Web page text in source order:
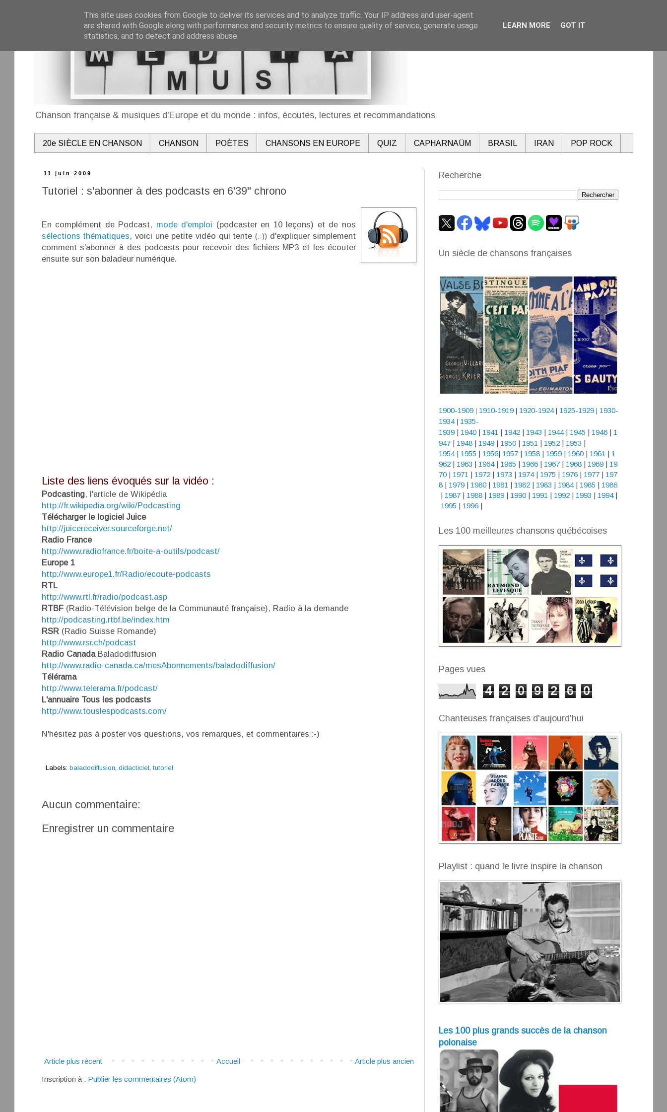
Chanson française & musiques d'Europe et du monde : infos, écoutes, lectures et recommandations
20e SIÈCLE EN CHANSON CHANSON POÈTES CHANSONS EN EUROPE QUIZ CAPHARNAÜM BRASIL IRAN POP ROCK
11 juin 2009
Tutoriel : s'abonner à des podcasts en 6'39" chrono
En complément de Podcast, mode d'emploi (podcaster en 10 leçons) et de nos
sélections thématiques, voici une petite vidéo qui tente(:-)) d'expliquer simplement
comment s'abonner à des podcasts pour recevoir des fichiers MP3 et les écouter
ensuite sur son baladeur numérique.
Liste des liens évoqués sur la vidéo :
Podcasting, l'article de Wikipédia
http://fr.wikipedia.org/wiki/Podcasting
Télécharger le logiciel Juice
http://juicereceiver.sourceforge.net/
Radio France
http://www.radiofrance.fr/boite-a-outils/podcast/
Europe 1
http://www.europe1.fr/Radio/ecoute-podcasts
RTL
http://www.rtl.fr/radio/podcast.asp
RTBF(Radio-Télévision belge de la Communauté française), Radio à la demande
http://podcasting.rtbf.be/index.htm
RSR(Radio Suisse Romande)
http://www.rsr.ch/podcast
Radio CanadaBaladodiffusion
http://www.radio-canada.ca/mesAbonnements/baladodiffusion/
Télérama
http://www.telerama.fr/podcast/
L'annuaire Tous les podcasts
http://www.touslespodcasts.com/
N'hésitez pas à poster vos questions, vos remarques, et commentaires :-)
Labels: baladodiffusion didacticiel tutoriel
Aucun commentaire:
Enregistrer un commentaire
Article plus récent Article plus ancien
Accueil
Inscription à : Publier les commentaires (Atom)
Recherche
Un siècle de chansons françaises
1900-1909| 1910-1919| 1920-1924| 1925-1929| 1930-
1934| 1935-
1939 | 1940| 1941 | 1942| 1943 | 1944 | 1945 | 1946 | 1
947 | 1948 | 1949 | 1950 | 1951 | 1952 | 1953 |
1954| 1955 | 1956| 1957| 1958| 1959| 1960| 1961 | 1
962| 1963 | 1964| 1965 | 1966 | 1967| 1968| 1969| 19
70| 1971 | 1972| 1973 | 1974| 1975 | 1976| 1977| 197
8| 1979| 1980| 1981 | 1982| 1983 | 1984| 1985 | 1986
| 1987| 1988| 1989| 1990| 1991 | 1992| 1993 | 1994|
1995 | 1996|
Les 100 meilleures chansons québécoises
Pages vues
4 2 0 9 2 6 0
Chanteuses françaises d'aujourd'hui
Playlist : quand le livre inspire la chanson
Les 100 plus grands succès de la chanson
polonaise
This site uses cookies from Google to deliver its services and to analyze traffic. Your IP address and user-agent
are shared with Google along with performance and security metrics to ensure quality of service, generate usage
statistics, and to detect and address abuse.
LEARN MORE GOT IT